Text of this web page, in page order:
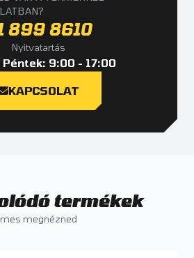
899 8610
Nyitvatartás
9:00 - 17:00
KAPCSOLAT
termékek
megnézned